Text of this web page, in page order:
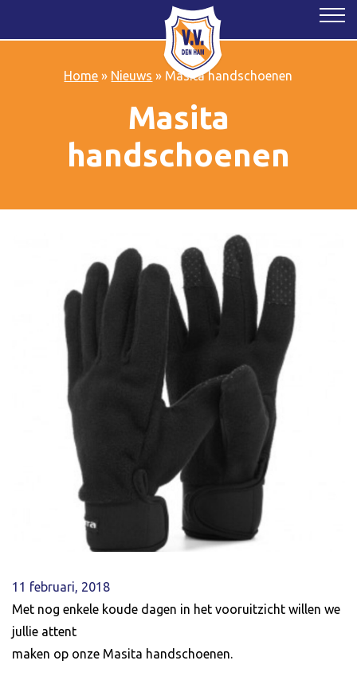
Home » Nieuws » Masita handschoenen
Masita
handschoenen
11 februari, 2018
Met nog enkele koude dagen in het vooruitzicht willen we
jullie attent
maken op onze Masita handschoenen.